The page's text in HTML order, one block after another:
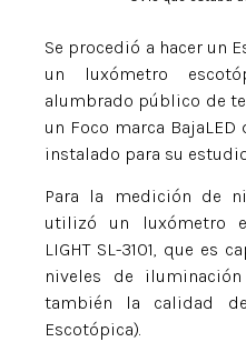
Se procedió a hacer un
un luxómetro
alumbrado público de
un Foco marca
instalado para su
Para la medición de
utilizó un luxómetro
LIGHT SL-3101, que es
niveles de
también la calidad
Escotópica).